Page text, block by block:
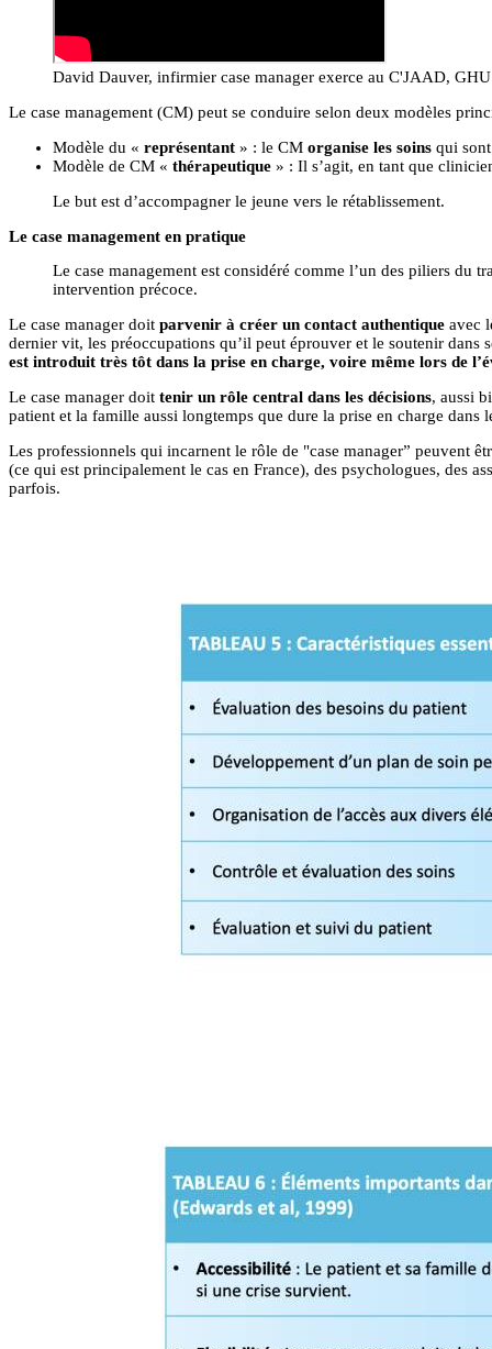
David Dauver, infirmier case manager exerce au C'JAAD,
Le case management (CM) peut se conduire selon deux modèles
Modèle du « représentant » : le CM organise les soins qui
Modèle de CM « thérapeutique » : Il s’agit, en tant que
Le but est d’accompagner le jeune vers le rétablissement.
Le case management en pratique
Le case management est considéré comme l’un des piliers du
intervention précoce.
Le case manager doit parvenir à créer un contact authentique avec
dernier vit, les préoccupations qu’il peut éprouver et le soutenir dans
est introduit très tôt dans la prise en charge, voire même lors de
Le case manager doit tenir un rôle central dans les décisions, aussi
patient et la famille aussi longtemps que dure la prise en charge
Les professionnels qui incarnent le rôle de "case manager” peuvent
(ce qui est principalement le cas en France), des psychologues, des
parfois.